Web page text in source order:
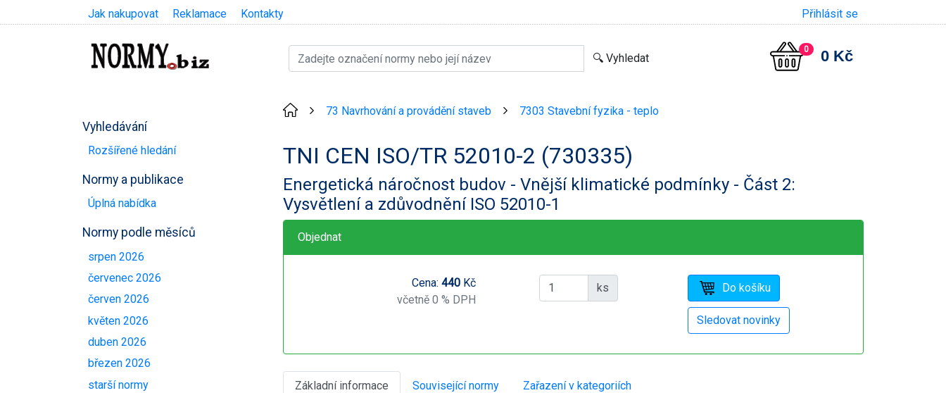
Jak nakupovat Reklamace Kontakty Přihlásit se
0 0 Kč
Vyhledávání
Rozšířené hledání
Normy a publikace
Úplná nabídka
Normy podle měsíců
srpen 2026
červenec 2026
červen 2026
květen 2026
duben 2026
březen 2026
starší normy
73 Navrhování a provádění staveb 7303 Stavební fyzika - teplo
TNI CEN ISO/TR 52010-2 (730335)
Energetická náročnost budov - Vnější klimatické podmínky - Část 2:
Vysvětlení a zdůvodnění ISO 52010-1
Objednat
Cena: 440Kč
včetně 0 % DPH
ks
Základní informace Související normy Zařazení v kategoriích